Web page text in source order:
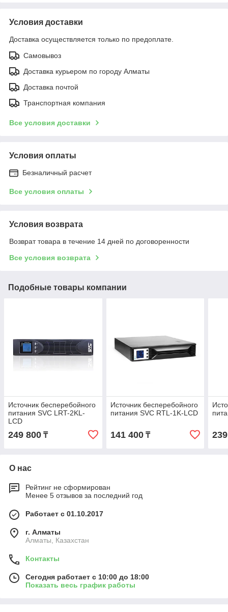
Условия доставки
Доставка осуществляется только по предоплате.
Самовывоз
Доставка курьером по городу Алматы
Доставка почтой
Транспортная компания
Все условия доставки
Условия оплаты
Безналичный расчет
Все условия оплаты
Условия возврата
Возврат товара в течение 14 дней по договоренности
Все условия возврата
Подобные товары компании
Источник бесперебойного
питания SVC LRT-2KL-
LCD
249 800 ₸
Источник бесперебойного
питания SVC RTL-1K-LCD
141 400₸
О нас
Рейтинг не сформирован
Менее 5 отзывов за последний год
Работает с 01.10.2017
г. Алматы
Алматы, Казахстан
Контакты
Сегодня работает с 10:00 до 18:00
Показать весь график работы